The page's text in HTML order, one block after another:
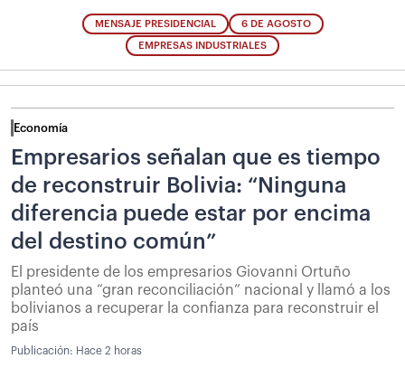
MENSAJE PRESIDENCIAL 6 DE AGOSTO
EMPRESAS INDUSTRIALES
Economía
Empresarios señalan que es tiempo
de reconstruir Bolivia: “Ninguna
diferencia puede estar por encima
del destino común”
El presidente de los empresarios Giovanni Ortuño
planteó una “gran reconciliación” nacional y llamó a los
bolivianos a recuperar la confianza para reconstruir el
país
Publicación: Hace 2 horas